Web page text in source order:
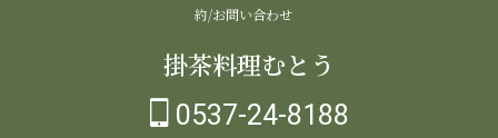
約/お問い合わせ
掛茶料理むとう
0537-24-8188